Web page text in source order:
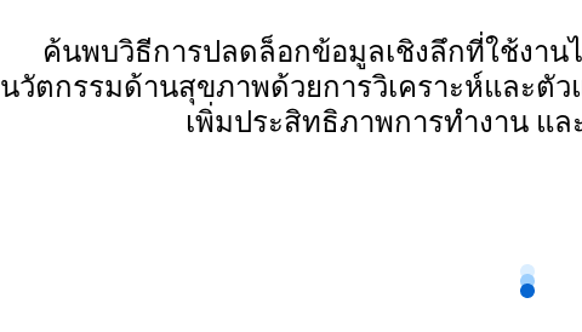
ค้นพบวิธีการปลดล็อกข้อมูลเชิงลึกที่ใช้งาน
นวัตกรรมด้านสุขภาพด้วยการวิเคราะห์และตั
เพิ่มประสิทธิภาพการทำงาน แ